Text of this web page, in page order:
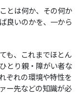
とは何か、その何か
良いのかを、一から
も、これまでほとん
とり親・障がい者な
ぞれの環境や特性を
ー先などの知識が必